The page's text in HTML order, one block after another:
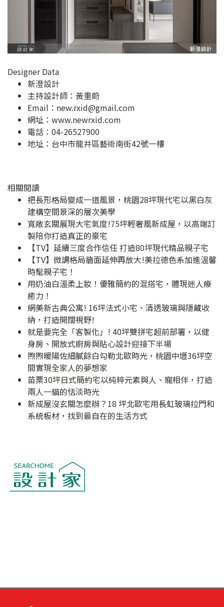
Designer Data
新澄設計
主持設計師：黃重蔚
Email： new.rxid@gmail.com
網址： www.newrxid.com
電話：04-26527900
地址： 台中市龍井區藝術南街42號一樓
相關閱讀
把長形格局變成一道風景，桃園28坪現代宅以黑白灰
建構空間景深的層次美學
寬敞玄關展現大宅氣度!75坪輕奢風新成屋，以高端訂
製陪你打造真正的豪宅
【TV】延續三度合作信任 打造80坪現代精品親子宅
【TV】微調格局牆面延伸再放大!美拉德色系加進溫馨
時髦親子宅！
用奶油白溫柔上妝！優雅簡約的混搭宅，體現迷人療
癒力！
網美新古典公寓! 16坪法式小宅、清透玻璃與隱藏收
納，打造開闊視野!
就是要完全「客製化」! 40坪雙拼宅超前部署，以健
身房、開放式廚房與貼心設計迎接下半場
煦煦暖陽佐細膩餘白勾勒北歐時光，桃園中壢36坪空
間實現全家人的夢想家
苗栗30坪日式簡約宅以純粹元素與人、寵相伴，打造
兩人一貓的恬淡時光
新成屋沒玄關怎麼辦？18 坪北歐宅用長虹玻璃拉門和
系統板材，找到最自在的生活方式